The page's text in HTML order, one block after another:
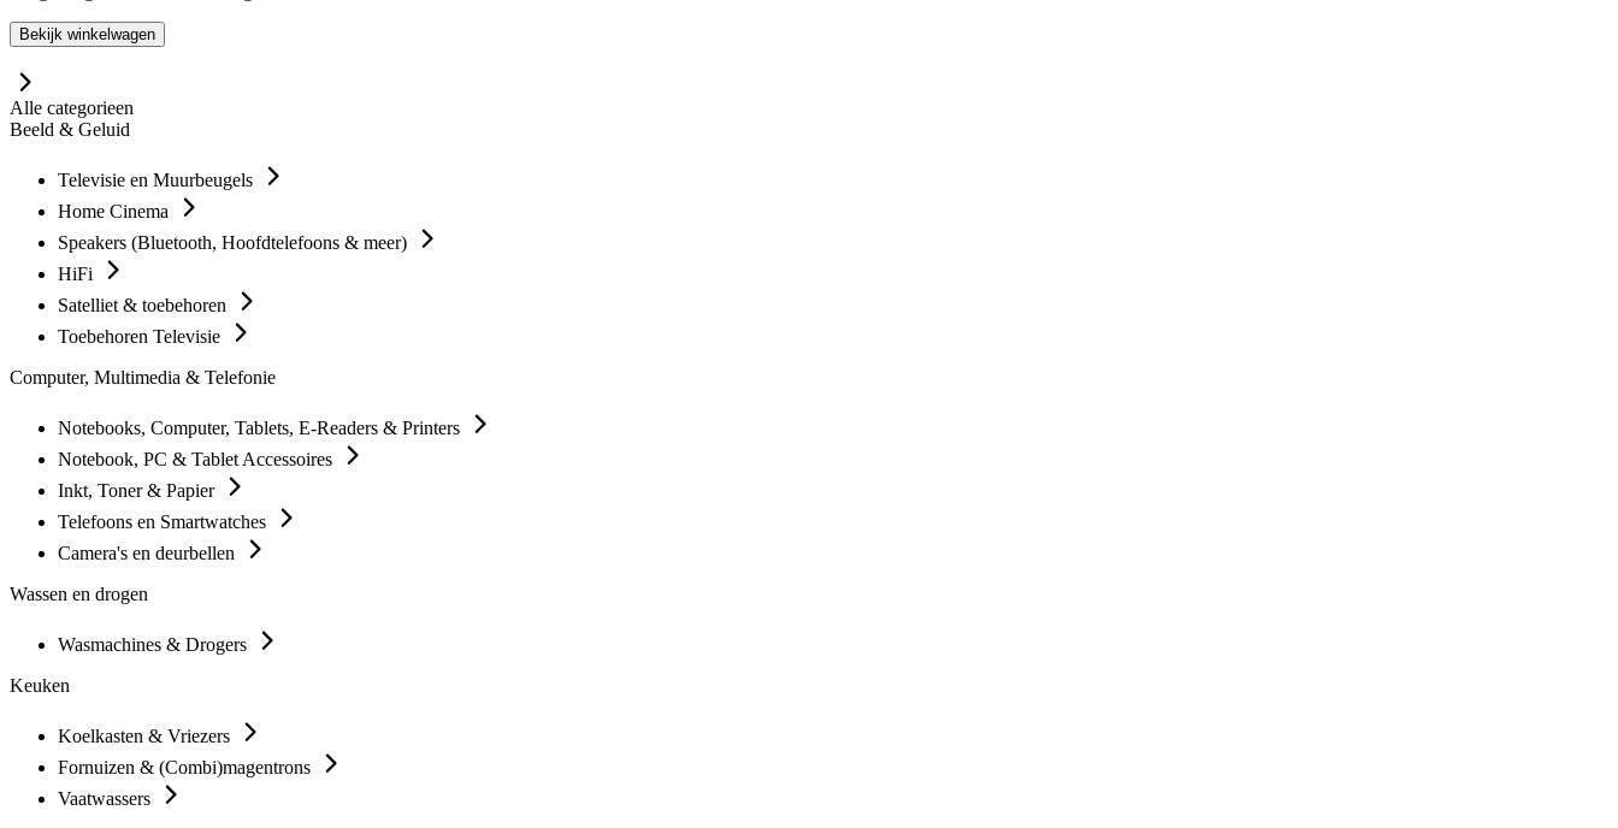
Bekijk winkelwagen
Alle categorieen
Beeld & Geluid
Televisie en Muurbeugels
Home Cinema
Speakers (Bluetooth, Hoofdtelefoons & meer)
HiFi
Satelliet & toebehoren
Toebehoren Televisie
Computer, Multimedia & Telefonie
Notebooks, Computer, Tablets, E-Readers & Printers
Notebook, PC & Tablet Accessoires
Inkt, Toner & Papier
Telefoons en Smartwatches
Camera's en deurbellen
Wassen en drogen
Wasmachines & Drogers
Keuken
Koelkasten & Vriezers
Fornuizen & (Combi)magentrons
Vaatwassers